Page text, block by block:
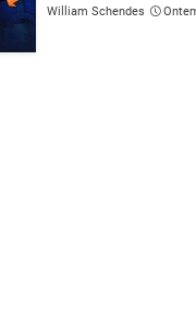
William Schendes